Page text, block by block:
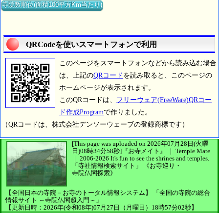
寺院数順位(面積100平方Km当たり)
QRCodeを使いスマートフォンで利用
このページをスマートフォンなどから読み込む場合
は、上記のQRコード を読み取ると、このページの
ホームページが表示されます。
このQRコードは、 フリーウェア(FreeWare)QRコー
ド作成Programで作りました。
（QRコードは、株式会社デンソーウェーブの登録商標です）
[This page was uploaded on 2026年07月28日(火曜
日)08時34分58秒] 『お寺メイト』 ｜ Temple Mate
｜ 2006-2026 It's fun to see the shrines and temples.
「寺社情報検索サイト」
《お寺巡り・
寺院仏閣探索》
【全国日本の寺院－お寺のトータル情報システム】
「全国の寺院の総合
情報サイト ～寺院仏閣超入門～」
【更新日時：2026年(令和08年)07月27日（月曜日）18時57分02秒】